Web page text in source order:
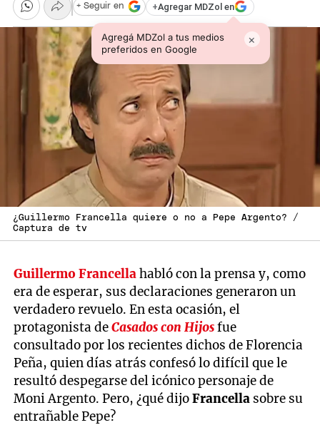
+Agregar MDZol en
Agregá MDZol a tus medios
preferidos en Google
×
+ Seguir en
¿Guillermo Francella quiere o no a Pepe Argento? /
Captura de tv
Guillermo Francellahabló con la prensa y, como
era de esperar, sus declaraciones generaron un
verdadero revuelo. En esta ocasión, el
protagonista deCasados con Hijosfue
consultado por los recientes dichos de Florencia
Peña, quien días atrás confesó lo difícil que le
resultó despegarse del icónico personaje de
Moni Argento. Pero, ¿qué dijoFrancella sobre su
entrañable Pepe?